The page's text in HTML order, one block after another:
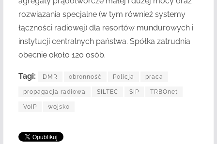
rozwiązania specjalne (w tym również systemy
łączności radiowej) dla resortów mundurowych i
instytucji centralnych państwa. Spółka zatrudnia
obecnie około 120 osób.
Tagi: DMR obronność Policja praca
propagacja radiowa SILTEC SIP TRBOnet
VoIP wojsko